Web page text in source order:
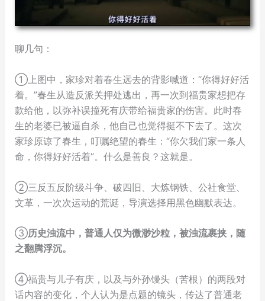
聊几句：
①上图中，家珍对着春生远去的背影喊道：“你得好好活
着。”春生从造反派关押处逃出，再一次到福贵家想把存
款给他，以弥补误撞死有庆带给福贵家的伤害。此时春
生的老婆已被逼自杀，他自己也觉得挺不下去了。这次
家珍原谅了春生，叮嘱绝望的春生：“你欠我们家一条人
命，你得好好活着”。什么是善良？这就是。
②三反五反阶级斗争、破四旧、大炼钢铁、公社食堂、
文革，一次次运动的荒诞，导演选择用黑色幽默表达。
③历史浊流中，普通人仅为微渺沙粒，被浊流裹挟，随
之翻腾浮沉。
④福贵与儿子有庆，以及与外孙馒头（苦根）的两段对
话内容的变化，个人认为是点题的镜头，传达了普通老